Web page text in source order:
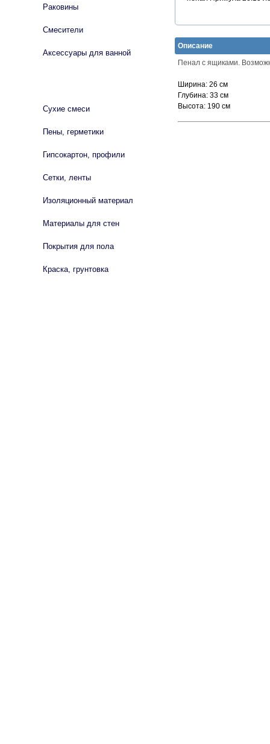
Описание
Пенал с ящиками.
Ширина: 26 см
Глубина: 33 см
Высота: 190 см
Раковины
Смесители
Аксессуары для ванной
Сухие смеси
Пены, герметики
Гипсокартон, профили
Сетки, ленты
Изоляционный материал
Материалы для стен
Покрытия для пола
Краска, грунтовка